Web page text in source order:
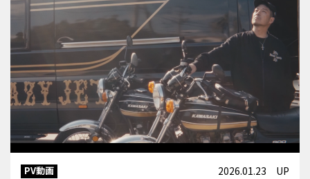
PV動画 2026.01.23 UP